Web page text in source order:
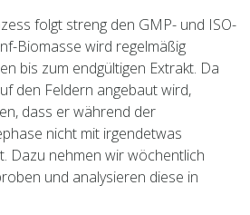
folgt streng den GMP- und ISO-
Biomasse wird regelmäßig
bis zum endgültigen Extrakt. Da
den Feldern angebaut wird,
dass er während der
nicht mit irgendetwas
Dazu nehmen wir wöchentlich
und analysieren diese in